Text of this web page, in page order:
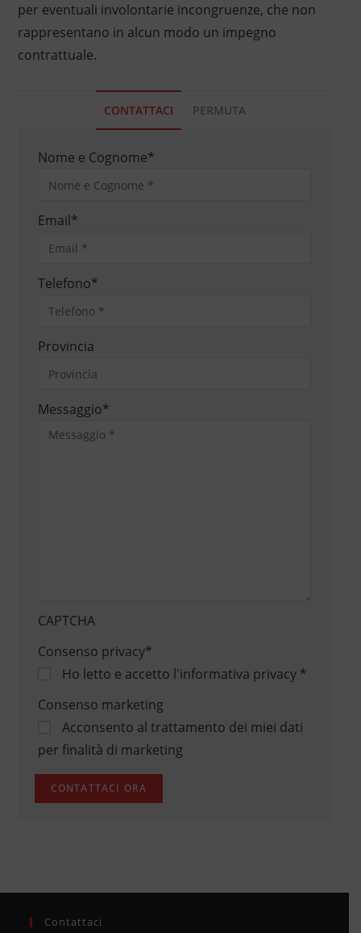
per eventuali involontarie incongruenze, che non
rappresentano in alcun modo un impegno
contrattuale.
CONTATTACI PERMUTA
Nome e Cognome*
Email*
Telefono*
Provincia
Messaggio*
CAPTCHA
Consenso privacy*
Ho letto e accetto l'informativa privacy*
Consenso marketing
Acconsento al trattamento dei miei dati
per finalità di marketing
Contattaci